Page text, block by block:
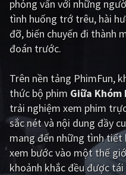
Hoạt hình
Tình cảm - Lãng mạn
Giật gân
Bí ẩn
Viễn Tây
GameShow
QUỐC GIA
phỏng vấn với những
tình huống trớ trêu, hài
đỡ, biến chuyến đi thành
đoán trước.
Trên nền tảng PhimFun,
thức bộ phim Giữa Khóm
trải nghiệm xem phim
sắc nét và nội dung đầy
mang đến những tình tiết
xem bước vào một thế
khoảnh khắc đều được